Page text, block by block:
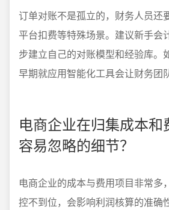
订单对账不是孤立的，财务人员还
平台扣费等特殊场景。建议新手会
步建立自己的对账模型和经验库。
早期就应用智能化工具会让财务团
电商企业在归集成本
容易忽略的细节？
电商企业的成本与费用项目非常多
控不到位，会影响利润核算的准确